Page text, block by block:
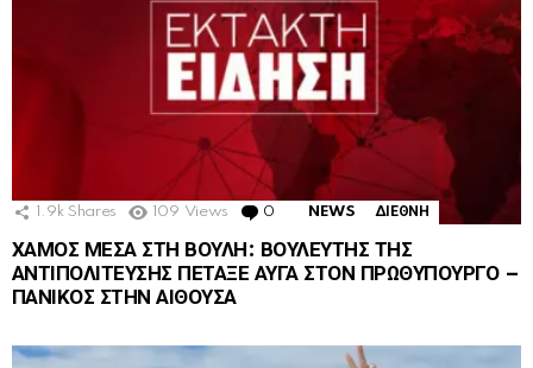
1.9k Shares 109 Views 0 Comments
NEWS ΔΙΕΘΝΗ
ΧΑΜΟΣ ΜΕΣΑ ΣΤΗ ΒΟΥΛΗ: ΒΟΥΛΕΥΤΗΣ ΤΗΣ
ΑΝΤΙΠΟΛΙΤΕΥΣΗΣ ΠΕΤΑΞΕ ΑΥΓΑ ΣΤΟΝ ΠΡΩΘΥΠΟΥΡΓΟ –
ΠΑΝΙΚΟΣ ΣΤΗΝ ΑΙΘΟΥΣΑ